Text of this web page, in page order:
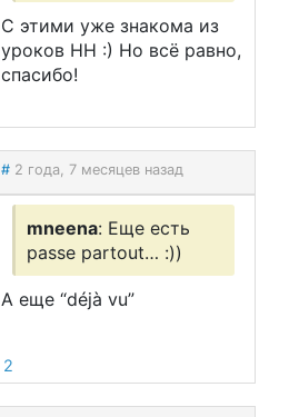
С этими уже знакома из
уроков НН :) Но всё равно,
спасибо!
# 2 года, 7 месяцев назад
mneena: Еще есть
passe partout… :))
А еще “déjà vu”
2